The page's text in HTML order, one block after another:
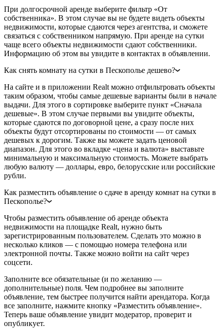
При долгосрочной аренде выберите фильтр «От
собственника». В этом случае вы не будете видеть объекты
недвижимости, которые сдаются через агентства, и сможете
связаться с собственником напрямую. При аренде на сутки
чаще всего объекты недвижимости сдают собственники.
Информацию об этом вы увидите в контактах в объявлении.
Как снять комнату на сутки в Пескополье дешево?
На сайте и в приложении Realt можно отфильтровать объекты
таким образом, чтобы самые дешевые варианты были в начале
выдачи. Для этого в сортировке выберите пункт «Сначала
дешевые». В этом случае первыми вы увидите объекты,
которые сдаются по договорной цене, а сразу после них
объекты будут отсортированы по стоимости — от самых
дешевых к дорогим. Также вы можете задать ценовой
диапазон. Для этого во вкладке «цена и валюта» выставьте
минимальную и максимальную стоимость. Можете выбрать
любую валюту — доллары, евро, белорусские или российские
рубли.
Как разместить объявление о сдаче в аренду комнат на сутки в
Пескополье?
Чтобы разместить объявление об аренде объекта
недвижимости на площадке Realt, нужно быть
зарегистрированным пользователем. Сделать это можно в
несколько кликов — с помощью номера телефона или
электронной почты. Также можно войти на сайт через
соцсети.
Заполните все обязательные (и по желанию —
дополнительные) поля. Чем подробнее вы заполните
объявление, тем быстрее получится найти арендатора. Когда
все заполните, нажмите кнопку «Разместить объявление».
Теперь ваше объявление увидит модератор, проверит и
опубликует.